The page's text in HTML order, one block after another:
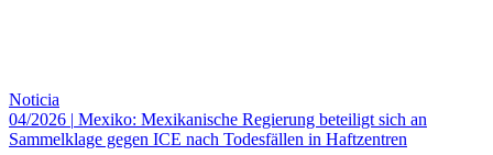
Noticia
04/2026 | Mexiko: Mexikanische Regierung beteiligt sich an
Sammelklage gegen ICE nach Todesfällen in Haftzentren